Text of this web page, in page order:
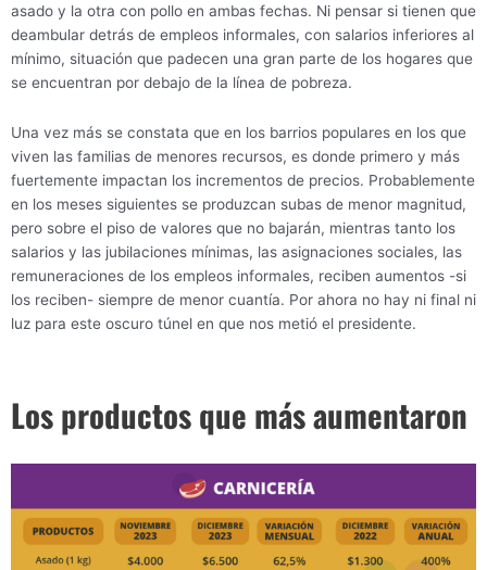
asado y la otra con pollo en ambas fechas. Ni pensar si tienen que
deambular detrás de empleos informales, con salarios inferiores al
mínimo, situación que padecen una gran parte de los hogares que
se encuentran por debajo de la línea de pobreza.
Una vez más se constata que en los barrios populares en los que
viven las familias de menores recursos, es donde primero y más
fuertemente impactan los incrementos de precios. Probablemente
en los meses siguientes se produzcan subas de menor magnitud,
pero sobre el piso de valores que no bajarán, mientras tanto los
salarios y las jubilaciones mínimas, las asignaciones sociales, las
remuneraciones de los empleos informales, reciben aumentos -si
los reciben- siempre de menor cuantía. Por ahora no hay ni final ni
luz para este oscuro túnel en que nos metió el presidente.
Los productos que más aumentaron